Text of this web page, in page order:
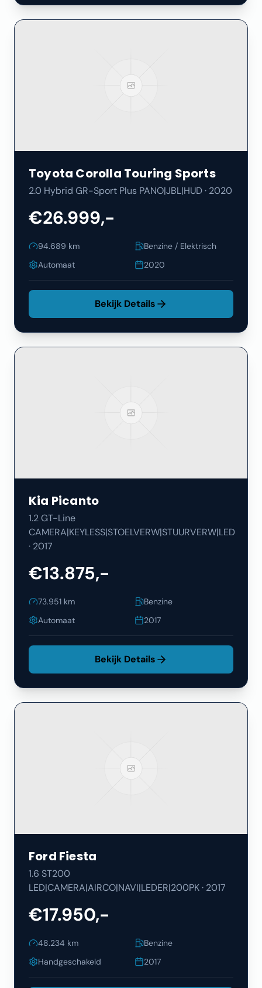
Toyota Corolla Touring Sports
2.0 Hybrid GR-Sport Plus PANO|JBL|HUD· 2020
€26.999,-
94.689 km
Benzine / Elektrisch
Automaat
2020
Bekijk Details
Kia Picanto
1.2 GT-Line
CAMERA|KEYLESS|STOELVERW|STUURVERW|LED
· 2017
€13.875,-
73.951 km
Benzine
Automaat
2017
Bekijk Details
Ford Fiesta
1.6 ST200
LED|CAMERA|AIRCO|NAVI|LEDER|200PK· 2017
€17.950,-
48.234 km
Benzine
Handgeschakeld
2017